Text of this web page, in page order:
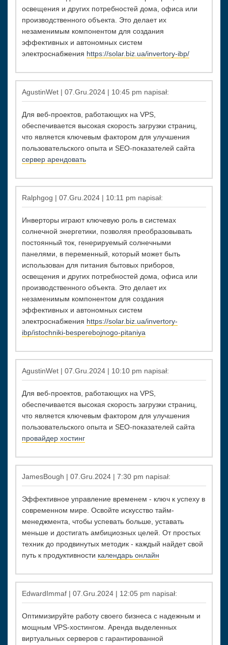
освещения и других потребностей дома, офиса или
производственного объекта. Это делает их
незаменимым компонентом для создания
эффективных и автономных систем
электроснабжения https://solar.biz.ua/invertory-ibp/
AgustinWet | 07.Gru.2024 | 10:45 pm napisał:
Для веб-проектов, работающих на VPS,
обеспечивается высокая скорость загрузки страниц,
что является ключевым фактором для улучшения
пользовательского опыта и SEO-показателей сайта
сервер арендовать
Ralphgog | 07.Gru.2024 | 10:11 pm napisał:
Инверторы играют ключевую роль в системах
солнечной энергетики, позволяя преобразовывать
постоянный ток, генерируемый солнечными
панелями, в переменный, который может быть
использован для питания бытовых приборов,
освещения и других потребностей дома, офиса или
производственного объекта. Это делает их
незаменимым компонентом для создания
эффективных и автономных систем
электроснабжения https://solar.biz.ua/invertory-
ibp/istochniki-besperebojnogo-pitaniya
AgustinWet | 07.Gru.2024 | 10:10 pm napisał:
Для веб-проектов, работающих на VPS,
обеспечивается высокая скорость загрузки страниц,
что является ключевым фактором для улучшения
пользовательского опыта и SEO-показателей сайта
провайдер хостинг
JamesBough | 07.Gru.2024 | 7:30 pm napisał:
Эффективное управление временем - ключ к успеху в
современном мире. Освойте искусство тайм-
менеджмента, чтобы успевать больше, уставать
меньше и достигать амбициозных целей. От простых
техник до продвинутых методик - каждый найдет свой
путь к продуктивности календарь онлайн
EdwardImmaf | 07.Gru.2024 | 12:05 pm napisał:
Оптимизируйте работу своего бизнеса с надежным и
мощным VPS-хостингом. Аренда выделенных
виртуальных серверов с гарантированной